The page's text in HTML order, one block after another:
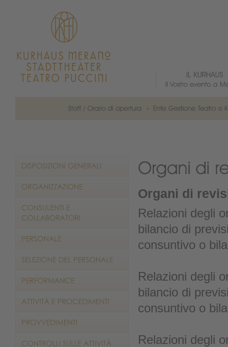
Organi di
Relazioni degli
bilancio di
consuntivo o
Relazioni degli
bilancio di
consuntivo o
Relazioni degli